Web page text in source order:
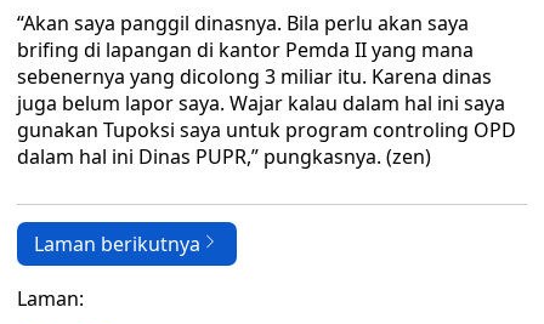
“Akan saya panggil dinasnya. Bila perlu akan saya
brifing di lapangan di kantor Pemda II yang mana
sebenernya yang dicolong 3 miliar itu. Karena dinas
juga belum lapor saya. Wajar kalau dalam hal ini saya
gunakan Tupoksi saya untuk program controling OPD
dalam hal ini Dinas PUPR,” pungkasnya. (zen)
Laman berikutnya
Laman: